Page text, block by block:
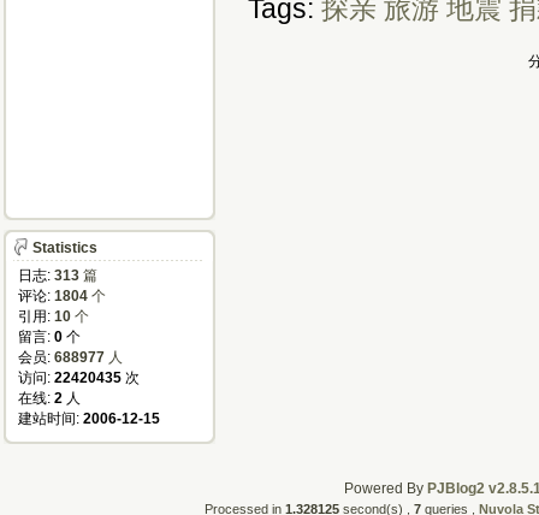
Tags: 探亲 旅游 地震
Statistics
日志: 313 篇
评论: 1804 个
引用: 10 个
留言: 0 个
会员: 688977 人
访问: 22420435 次
在线: 2 人
建站时间: 2006-12-15
Powered By PJBlog2
Processed in 1.328125 second(s) , 7 queries , Nuvola